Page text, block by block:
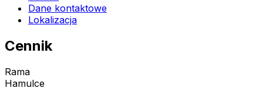
Dane kontaktowe
Lokalizacja
Cennik
Rama
Hamulce